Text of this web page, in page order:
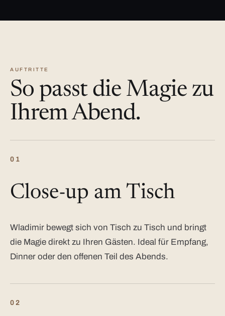
AUFTRITTE
So passt die Magie zu
Ihrem Abend.
01
Close-up am Tisch
Wladimir bewegt sich von Tisch zu Tisch und bringt
die Magie direkt zu Ihren Gästen. Ideal für Empfang,
Dinner oder den offenen Teil des Abends.
02